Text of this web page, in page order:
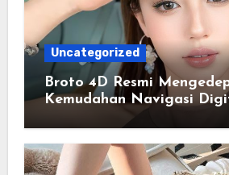
Uncategorized
Broto 4D Resmi
Kemudahan Navigasi
Antarmuka yang Nyaman